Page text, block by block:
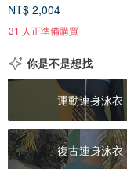
NT$ 2,004
31 人正準備購買
你是不是想找
運動連身泳衣
復古連身泳衣